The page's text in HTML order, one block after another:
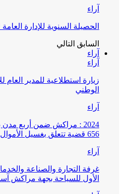
آراء
الحصيلة السنوية للإدارة العامة
السابق التالي
آراء
آراء
زيارة استطلاعية للمدير العام
الوطني
آراء
2024 : مراكش ضمن أربع
656 قضية تتعلق بغسيل الأموال
آراء
غرفة التجارة والصناعة
الأول للسياحة بجهة مراكش